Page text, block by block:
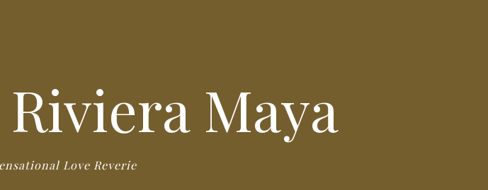
Maya
Love Reverie